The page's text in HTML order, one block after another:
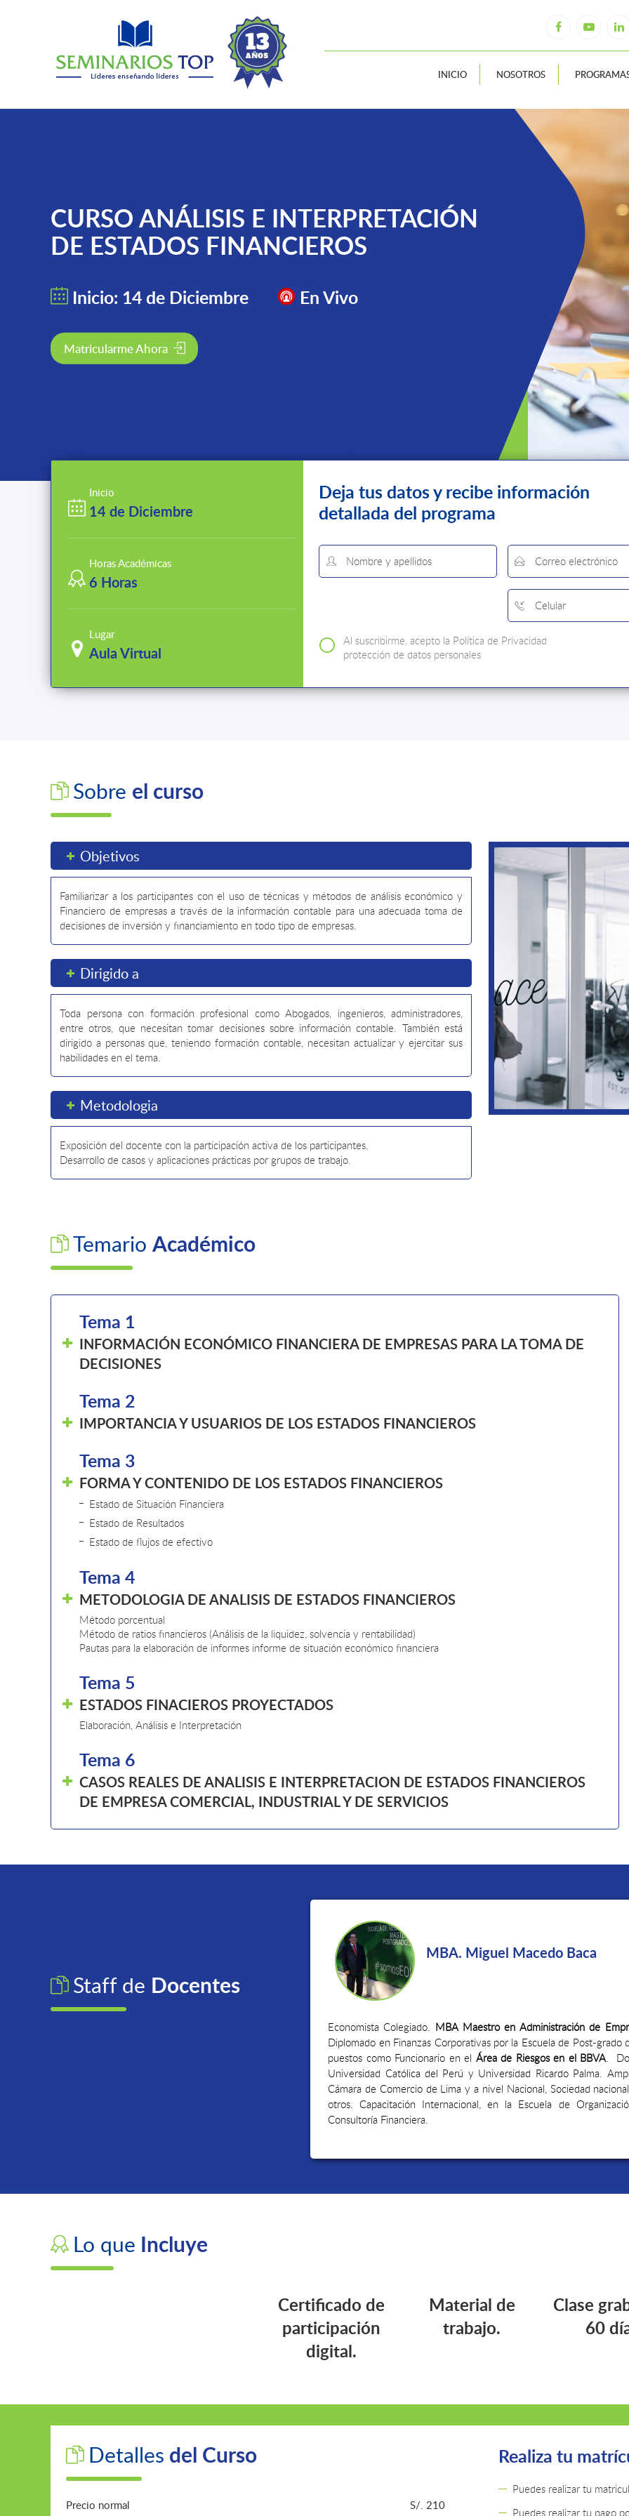
INICIO NOSOTROS
CURSO ANÁLISIS E INTERPRETACIÓN
DE ESTADOS FINANCIEROS
Inicio: 14 de Diciembre En Vivo
Matricularme Ahora
Inicio
14 de Diciembre
Horas Académicas
6 Horas
Lugar
Aula Virtual
Deja tus datos y recibe información
detallada del programa
Al suscribirme, acepto la Política de Privacidad
protección de datos personales
Sobre el curso
Objetivos
Familiarizar a los participantes con el uso de técnicas y métodos de análisis económico y
Financiero de empresas a través de la información contable para una adecuada toma de
decisiones de inversión y financiamiento en todo tipo de empresas.
Dirigido a
Toda persona con formación profesional como Abogados, ingenieros, administradores,
entre otros, que necesitan tomar decisiones sobre información contable. También está
dirigido a personas que, teniendo formación contable, necesitan actualizar y ejercitar sus
habilidades en el tema.
Metodologia
Exposición del docente con la participación activa de los participantes.
Desarrollo de casos y aplicaciones prácticas por grupos de trabajo.
Temario Académico
Tema 1
INFORMACIÓN ECONÓMICO FINANCIERA DE EMPRESAS PARA LA TOMA DE
DECISIONES
Tema 2
IMPORTANCIA Y USUARIOS DE LOS ESTADOS FINANCIEROS
Tema 3
FORMA Y CONTENIDO DE LOS ESTADOS FINANCIEROS
Estado de Situación Financiera
Estado de Resultados
Estado de flujos de efectivo
Tema 4
METODOLOGIA DE ANALISIS DE ESTADOS FINANCIEROS
Método porcentual
Método de ratios financieros (Análisis de la liquidez, solvencia y rentabilidad)
Pautas para la elaboración de informes informe de situación económico financiera
Tema 5
ESTADOS FINACIEROS PROYECTADOS
Elaboración, Análisis e Interpretación
Tema 6
CASOS REALES DE ANALISIS E INTERPRETACION DE ESTADOS FINANCIEROS
DE EMPRESA COMERCIAL, INDUSTRIAL Y DE SERVICIOS
Staff de Docentes
MBA. Miguel Macedo Baca
Economista Colegiado. MBA Maestro en Administración de
Diplomado en Finanzas Corporativas por la Escuela de Post-
puestos como Funcionario en el Área de Riesgos en el BBVA.
Universidad Católica del Perú y Universidad Ricardo Palma.
Cámara de Comercio de Lima y a nivel Nacional, Sociedad
otros. Capacitación Internacional, en la Escuela de
Consultoría Financiera.
Lo que Incluye
Certificado de
participación
digital.
Material de
trabajo.
Clase
60
Detalles del Curso
Precio normal S/. 210
Realiza tu
Puedes realizar tu
Puedes realizar tu pago